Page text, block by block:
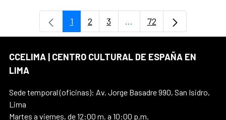
Página
1 Página
2 Página
3 ...Páginas intermedias
Página
72
CCELIMA | CENTRO CULTURAL DE ESPAÑA EN
LIMA
Sede temporal (oficinas): Av. Jorge Basadre 990, San Isidro,
Lima
Martes a viernes, de 12:00 m. a 10:00 p.m.